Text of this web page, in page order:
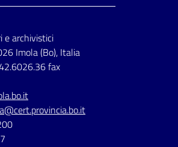
e archivistici
Imola (Bo), Italia
fax